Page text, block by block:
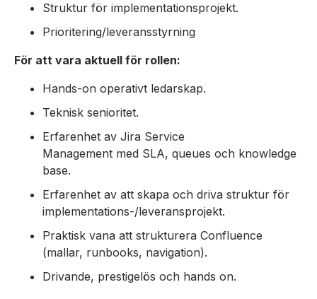
Struktur för implementationsprojekt.
Prioritering/leveransstyrning
För att vara aktuell för rollen:
Hands-on operativt ledarskap.
Teknisk senioritet.
Erfarenhet av Jira Service
Management med SLA, queues och knowledge
base.
Erfarenhet av att skapa och driva struktur för
implementations-/leveransprojekt.
Praktisk vana att strukturera Confluence
(mallar, runbooks, navigation).
Drivande, prestigelös och hands on.